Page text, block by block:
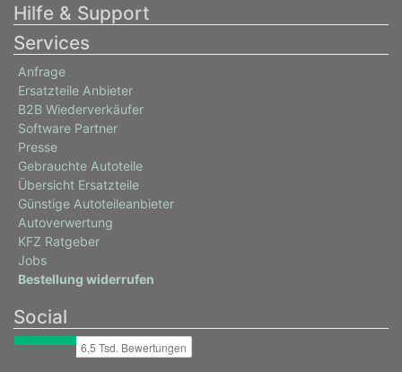
1.6
3003142, 3003ABE
1.6 16V
80 / 109
Hilfe & Support
Services
Anfrage
Ersatzteile Anbieter
B2B Wiederverkäufer
Software Partner
Presse
Gebrauchte Autoteile
Übersicht Ersatzteile
Günstige Autoteileanbieter
Autoverwertung
KFZ Ratgeber
Jobs
Bestellung widerrufen
Social